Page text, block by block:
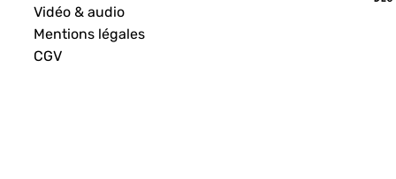
Vidéo & audio
Mentions légales
CGV